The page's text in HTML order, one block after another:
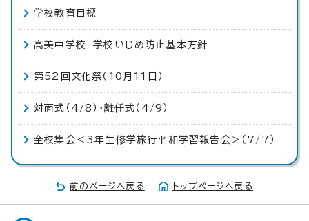
学校教育目標
高美中学校 学校いじめ防止基本方針
第52回文化祭（10月11日）
対面式（4/8）・離任式（4/9）
全校集会＜3年生修学旅行平和学習報告会＞（7/7）
前のページへ戻る トップページへ戻る